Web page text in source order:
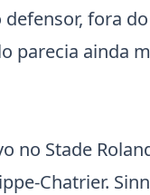
defensor, fora
parecia ainda
no Stade
Chatrier.